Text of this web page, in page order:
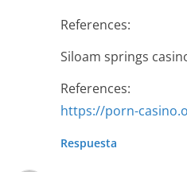
References:
Siloam springs
References:
https://porn-
Respuesta